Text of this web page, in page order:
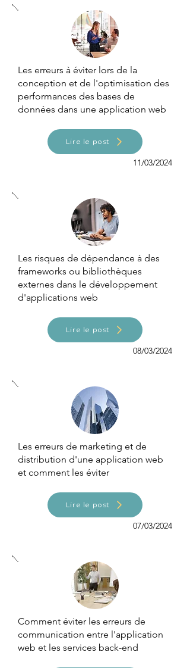
Les erreurs à éviter lors de la
conception et de l'optimisation des
performances des bases de
données dans une application web
Lire le post
11/03/2024
Les risques de dépendance à des
frameworks ou bibliothèques
externes dans le développement
d'applications web
Lire le post
08/03/2024
Les erreurs de marketing et de
distribution d'une application web
et comment les éviter
Lire le post
07/03/2024
Comment éviter les erreurs de
communication entre l'application
web et les services back-end